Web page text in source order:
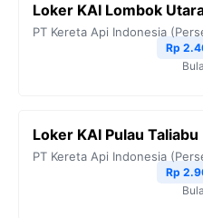
o
e
r
A
i
n
k
Loker KAI Lombok
PT Kereta Api Indonesia
Rp
Loker KAI Pulau Taliabu
PT Kereta Api Indonesia
Rp